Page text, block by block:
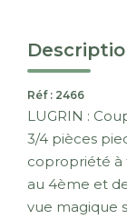
Réf : 2466
LUGRIN :
3/4 pièces
copropriété à
au 4ème et
vue magique